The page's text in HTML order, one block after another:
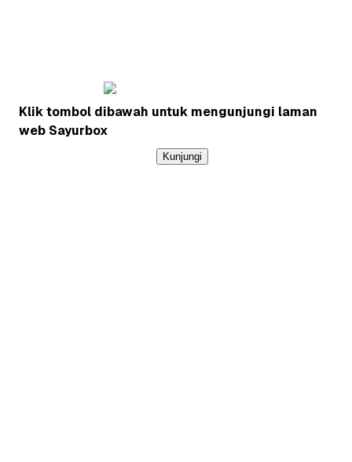
Klik tombol dibawah untuk mengunjungi laman
web Sayurbox